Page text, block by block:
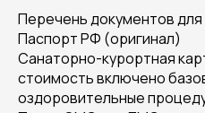
Перечень документов для
Паспорт РФ (оригинал)
Санаторно-курортная
стоимость включено
оздоровительные